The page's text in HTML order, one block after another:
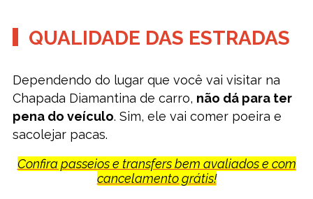
QUALIDADE DAS ESTRADAS
Dependendo do lugar que você vai visitar na
Chapada Diamantina de carro, não dá para ter
pena do veículo. Sim, ele vai comer poeira e
sacolejar pacas.
Confira passeios e transfers bem avaliados e com
cancelamento grátis!